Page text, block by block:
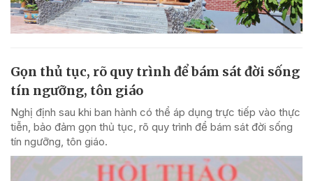
Gọn thủ tục, rõ quy trình để bám sát đời sống
tín ngưỡng, tôn giáo
Nghị định sau khi ban hành có thể áp dụng trực tiếp vào thực
tiễn, bảo đảm gọn thủ tục, rõ quy trình để bám sát đời sống
tín ngưỡng, tôn giáo.